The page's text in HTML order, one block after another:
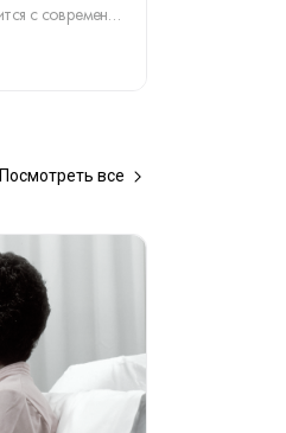
В данном курсе Вы можете ознакомится с современными представлениями по наиболее распространенной группе заболеваний периферической нервной системы – мононейропатии.
Посмотреть все